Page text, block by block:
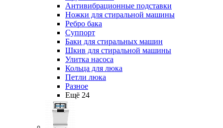
Антивибрационные подставки
Ножки для стиральной машины
Ребро бака
Суппорт
Баки для стиральных машин
Шкив для стиральной машины
Улитка насоса
Кольца для люка
Петли люка
Разное
Ещё 24